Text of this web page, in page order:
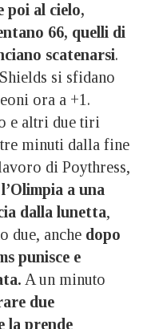
poi al cielo,
66, quelli di
scatenarsi.
si sfidano
ora a +1.
e altri due tiri
minuti dalla fine
di Poythress,
a una
dalla lunetta,
due, anche dopo
punisce e
A un minuto
due
la prende